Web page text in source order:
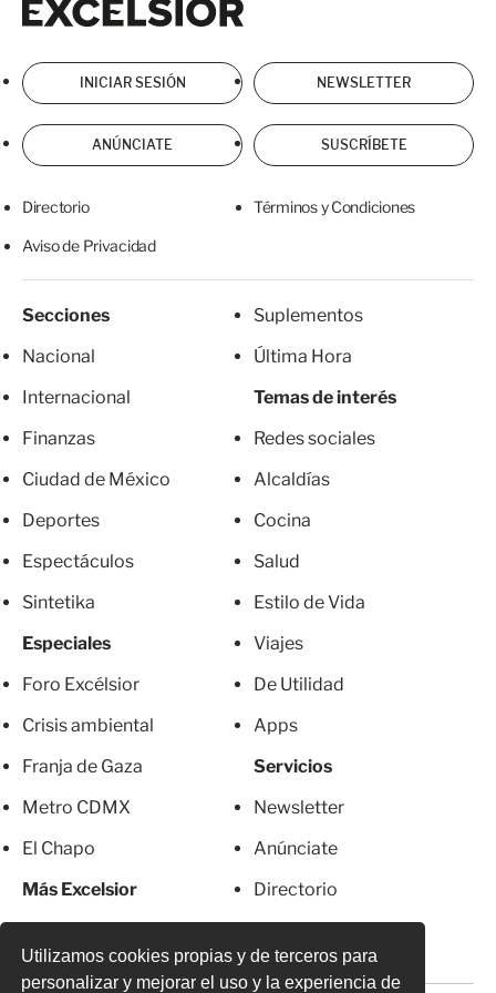
Utilizamos cookies propias y de terceros para
personalizar y mejorar el uso y la experiencia de
INICIAR SESIÓN NEWSLETTER
ANÚNCIATE SUSCRÍBETE
Directorio Términos y Condiciones
Aviso de Privacidad
Secciones
Nacional
Internacional
Finanzas
Ciudad de México
Deportes
Espectáculos
Sintetika
Especiales
Foro Excélsior
Crisis ambiental
Franja de Gaza
Metro CDMX
El Chapo
Más Excelsior
Suplementos
Última Hora
Temas de interés
Redes sociales
Alcaldías
Cocina
Salud
Estilo de Vida
Viajes
De Utilidad
Apps
Servicios
Newsletter
Anúnciate
Directorio